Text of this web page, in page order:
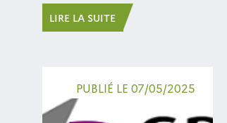
LIRE LA SUITE
PUBLIÉ LE 07/05/2025